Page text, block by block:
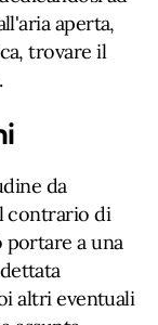
aperta,
trovare il
da
contrario di
portare a una
altri eventuali